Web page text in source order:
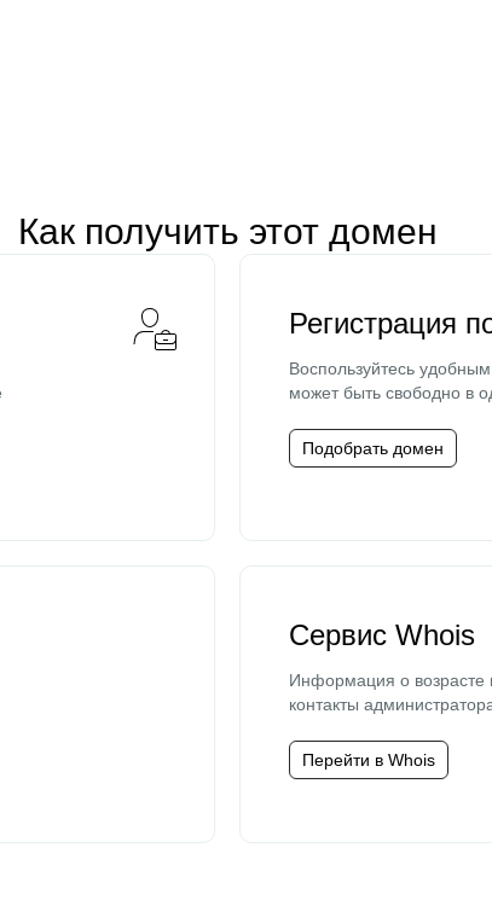
Как получить этот домен
Регистрация
Воспользуйтесь
может быть свободно в
Подобрать домен
Сервис Whois
Информация о возрасте
контакты
Перейти в Whois